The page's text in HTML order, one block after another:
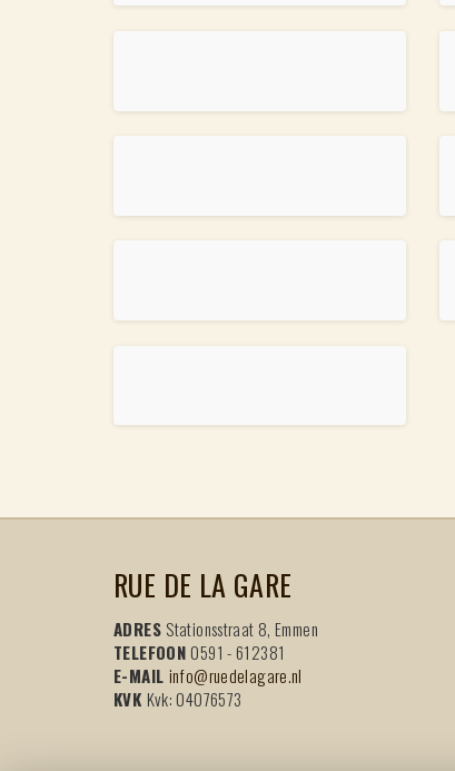
RUE DE LA GARE
ADRES Stationsstraat 8, Emmen
TELEFOON0591 - 612381
E-MAIL info@ruedelagare.nl
KVK Kvk: 04076573